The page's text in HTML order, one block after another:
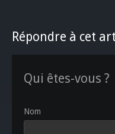
Répondre à cet
Qui êtes-vous ?
Nom